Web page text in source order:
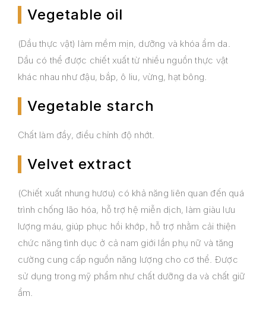
Vegetable oil
(Dầu thực vật) làm mềm mịn, dưỡng và khóa ẩm da.
Dầu có thể được chiết xuất từ nhiều nguồn thực vật
khác nhau như đậu, bắp, ô liu, vừng, hạt bông.
Vegetable starch
Chất làm đầy, điều chỉnh độ nhớt.
Velvet extract
(Chiết xuất nhung hươu) có khả năng liên quan đến quá
trình chống lão hóa, hỗ trợ hệ miễn dịch, làm giàu lưu
lượng máu, giúp phục hồi khớp, hỗ trợ nhằm cải thiện
chức năng tình dục ở cả nam giới lần phụ nữ và tăng
cường cung cấp nguồn năng lượng cho cơ thể. Được
sử dụng trong mỹ phẩm như chất dưỡng da và chất giữ
ẩm.